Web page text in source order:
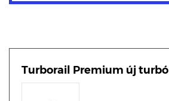
Turborail Premium új turbó